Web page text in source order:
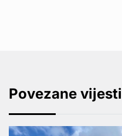
Povezane vijesti